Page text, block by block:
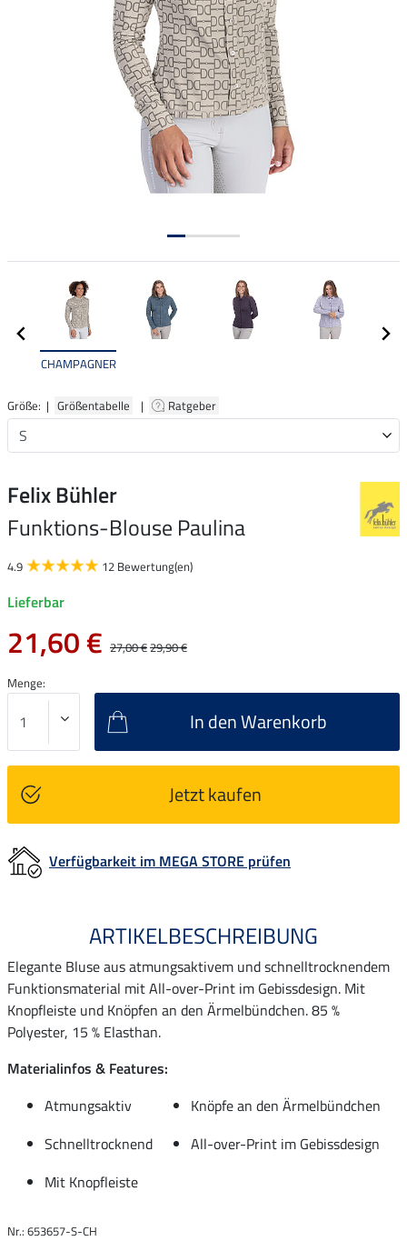
CHAMPAGNER
Größe: | Größentabelle | Ratgeber
Felix Bühler
Funktions-Blouse Paulina
4.9 12 Bewertung(en)
Lieferbar
21,60 € 27,00 €29,90 €
Menge:
In den Warenkorb
Jetzt kaufen
Verfügbarkeit im MEGA STORE prüfen
ARTIKELBESCHREIBUNG
Elegante Bluse aus atmungsaktivem und schnelltrocknendem
Funktionsmaterial mit All-over-Print im Gebissdesign. Mit
Knopfleiste und Knöpfen an den Ärmelbündchen. 85 %
Polyester, 15 % Elasthan.
Materialinfos & Features:
Atmungsaktiv
Knöpfe an den Ärmelbündchen
Schnelltrocknend
All-over-Print im Gebissdesign
Mit Knopfleiste
Nr.: 653657-S-CH